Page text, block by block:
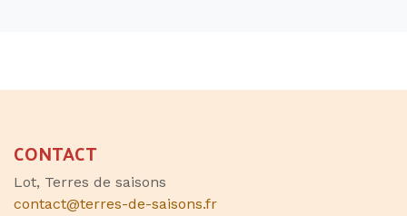
CONTACT
Lot, Terres de saisons
contact@terres-de-saisons.fr